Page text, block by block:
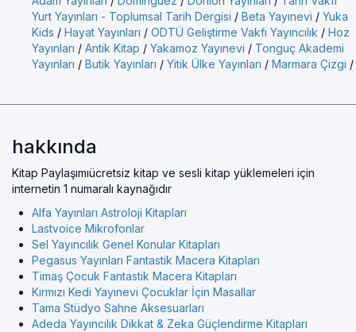
Yurt Yayınları - Toplumsal Tarih Dergisi / Beta Yayınevi / Yuka
Kids / Hayat Yayınları / ODTÜ Geliştirme Vakfı Yayıncılık / Hoz
Yayınları / Antik Kitap / Yakamoz Yayınevi / Tonguç Akademi
Yayınları / Butik Yayınları / Yitik Ülke Yayınları / Marmara Çizgi /
hakkında
Kitap Paylaşımıücretsiz kitap ve sesli kitap yüklemeleri için
internetin 1 numaralı kaynağıdır
Alfa Yayınları Astroloji Kitapları
Lastvoice Mikrofonlar
Sel Yayıncılık Genel Konular Kitapları
Pegasus Yayınları Fantastik Macera Kitapları
Timaş Çocuk Fantastik Macera Kitapları
Kırmızı Kedi Yayınevi Çocuklar İçin Masallar
Tama Stüdyo Sahne Aksesuarları
Adeda Yayıncılık Dikkat & Zeka Güçlendirme Kitapları